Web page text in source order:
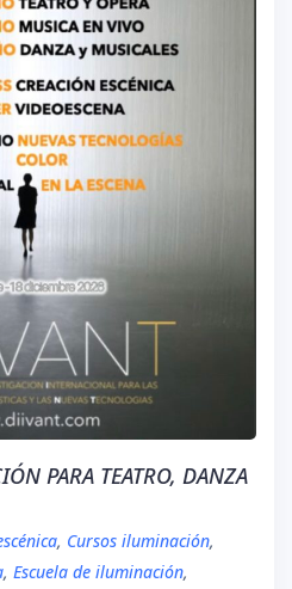
PARA TEATRO, DANZA
, Cursos iluminación,
, Escuela de iluminación,